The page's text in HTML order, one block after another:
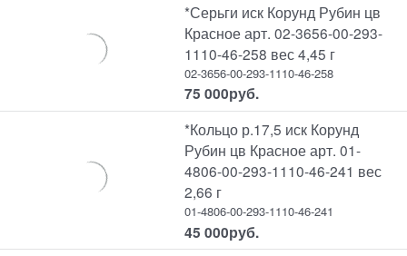
*Серьги иск Корунд Рубин цв
Красное арт. 02-3656-00-293-
1110-46-258 вес 4,45 г
02-3656-00-293-1110-46-258
75 000руб.
*Кольцо р.17,5 иск Корунд
Рубин цв Красное арт. 01-
4806-00-293-1110-46-241 вес
2,66 г
01-4806-00-293-1110-46-241
45 000руб.